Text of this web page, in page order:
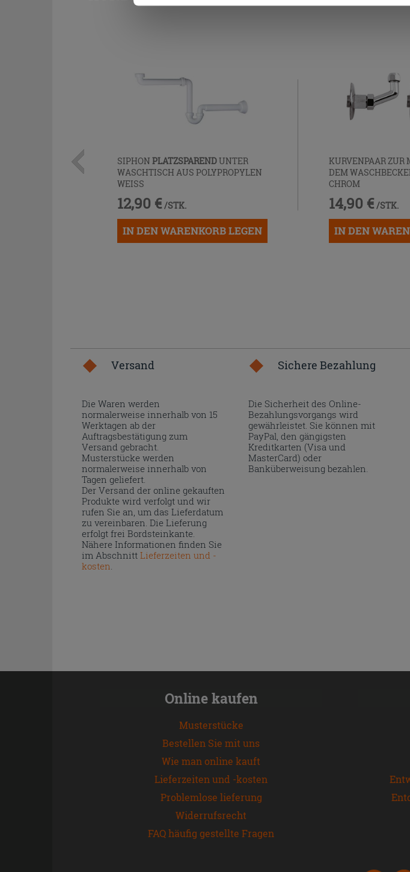
SIPHONPLATZSPARENDUNTER
WASCHTISCH AUS POLYPROPYLEN
WEISS
12,90 € /STK.
IN DEN WARENKORB LEGEN
KURVENPAAR ZUR
DEM
CHROM
14,90 € /STK.
IN DEN
Versand
Die Waren werden
normalerweise innerhalb von 15
Werktagen ab der
Auftragsbestätigung zum
Versand gebracht.
Musterstücke werden
normalerweise innerhalb von
Tagen geliefert.
Der Versand der online gekauften
Produkte wird verfolgt und wir
rufen Sie an, um das Lieferdatum
zu vereinbaren. Die Lieferung
erfolgt frei Bordsteinkante.
Nähere Informationen finden Sie
im Abschnitt Lieferzeiten und -
kosten
Sichere Bezahlung
Die Sicherheit des Online-
Bezahlungsvorgangs wird
gewährleistet. Sie können mit
PayPal, den gängigsten
Kreditkarten (Visa und
MasterCard) oder
Banküberweisung bezahlen.
Online kaufen
Musterstücke
Bestellen Sie mit uns
Wie man online kauft
Lieferzeiten und -kosten
Problemlose lieferung
Widerrufsrecht
FAQ häufig gestellte Fragen